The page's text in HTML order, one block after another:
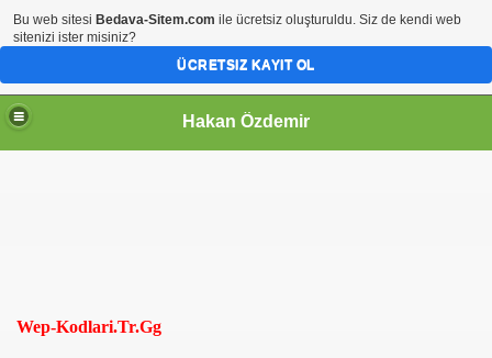
Hakan Özdemir
Wep-Kodlari.Tr.Gg
Bu web sitesi Bedava-Sitem.com ile ücretsiz oluşturuldu. Siz de kendi web
sitenizi ister misiniz?
ÜCRETSIZ KAYIT OL